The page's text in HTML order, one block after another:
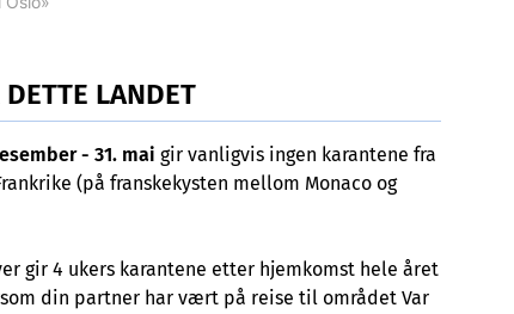
LANDET
- 31. mai gir vanligvis ingen karantene fra
(på franskekysten mellom Monaco og
gir 4 ukers karantene etter hjemkomst hele året
din partner har vært på reise til området Var